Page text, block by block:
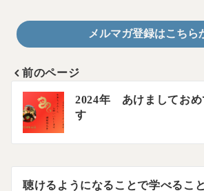
メルマガ登録はこちら
投
稿
ナ
ビ
前のページ
2024年 あけましておめ
す
聴けるようになることで学べるこ